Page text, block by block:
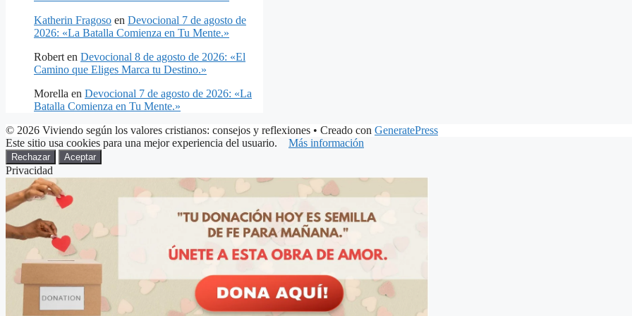
Katherin Fragoso en Devocional 7 de agosto de
2026: «La Batalla Comienza en Tu Mente.»
Robert en Devocional 8 de agosto de 2026: «El
Camino que Eliges Marca tu Destino.»
Morella en Devocional 7 de agosto de 2026: «La
Batalla Comienza en Tu Mente.»
© 2026 Viviendo según los valores cristianos: consejos y reflexiones • Creado con GeneratePress
Este sitio usa cookies para una mejor experiencia del usuario. Más información
Rechazar Aceptar
Privacidad